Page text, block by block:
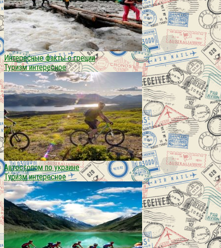
Интересные факты о греции
Туризм интересное
Автостопом по украине
Туризм интересное